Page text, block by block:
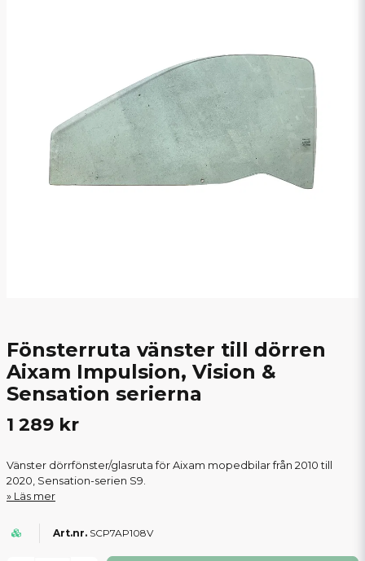
Fönsterruta vänster till dörren
Aixam Impulsion, Vision &
Sensation serierna
1 289 kr
Vänster dörrfönster/glasruta för Aixam mopedbilar från 2010 till
2020, Sensation-serien S9.
Läs mer
SCP7AP108V